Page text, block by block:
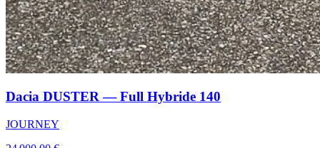
Dacia DUSTER — Full Hybride 140
JOURNEY